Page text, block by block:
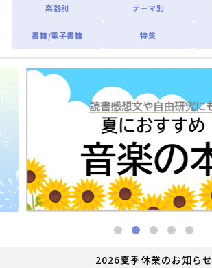
楽器別 テーマ別
書籍/電子書籍 特集
2026夏季休業のお知らせ